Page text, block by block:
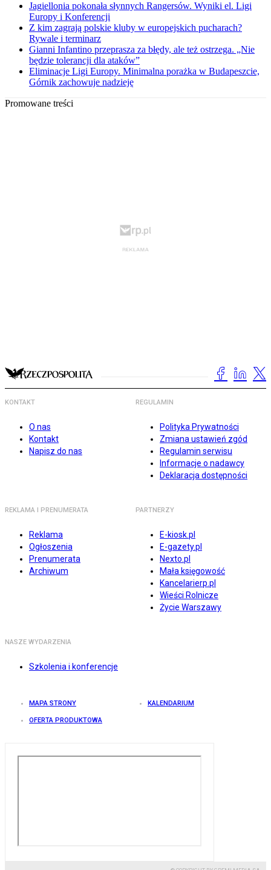
Jagiellonia pokonała słynnych Rangersów. Wyniki el. Ligi
Europy i Konferencji
Z kim zagrają polskie kluby w europejskich pucharach?
Rywale i terminarz
Gianni Infantino przeprasza za błędy, ale też ostrzega. „Nie
będzie tolerancji dla ataków”
Eliminacje Ligi Europy. Minimalna porażka w Budapeszcie,
Górnik zachowuje nadzieję
Promowane treści
KONTAKT
O nas
Kontakt
Napisz do nas
REGULAMIN
Polityka Prywatności
Zmiana ustawień zgód
Regulamin serwisu
Informacje o nadawcy
Deklaracja dostępności
REKLAMA I PRENUMERATA
Reklama
Ogłoszenia
Prenumerata
Archiwum
PARTNERZY
E-kiosk.pl
E-gazety.pl
Nexto.pl
Mała księgowość
Kancelarierp.pl
Wieści Rolnicze
Życie Warszawy
NASZE WYDARZENIA
Szkolenia i konferencje
MAPA STRONY KALENDARIUM
OFERTA PRODUKTOWA